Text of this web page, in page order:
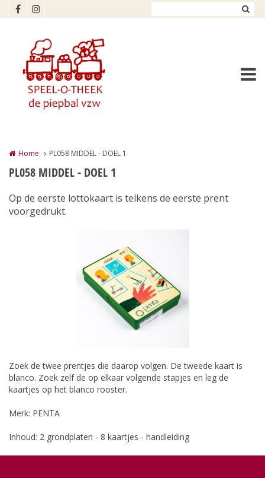
Overslaan en naar de inhoud gaan
Home PL058 MIDDEL - DOEL 1
PL058 MIDDEL - DOEL 1
Op de eerste lottokaart is telkens de eerste prent
voorgedrukt.
Zoek de twee prentjes die daarop volgen. De tweede kaart is
blanco. Zoek zelf de op elkaar volgende stapjes en leg de
kaartjes op het blanco rooster.
Merk: PENTA
Inhoud: 2 grondplaten - 8 kaartjes - handleiding